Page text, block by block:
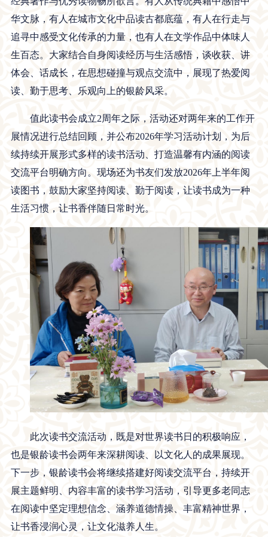
华文脉，有人在城市文化中品读古都底蕴，有人在行走与
追寻中感受文化传承的力量，也有人在文学作品中体味人
生百态。大家结合自身阅读经历与生活感悟，谈收获、讲
体会、话成长，在思想碰撞与观点交流中，展现了热爱阅
读、勤于思考、乐观向上的银龄风采。
值此读书会成立2周年之际，活动还对两年来的工作开
展情况进行总结回顾，并公布2026年学习活动计划，为后
续持续开展形式多样的读书活动、打造温馨有内涵的阅读
交流平台明确方向。现场还为书友们发放2026年上半年阅
读图书，鼓励大家坚持阅读、勤于阅读，让读书成为一种
生活习惯，让书香伴随日常时光。
此次读书交流活动，既是对世界读书日的积极响应，
也是银龄读书会两年来深耕阅读、以文化人的成果展现。
下一步，银龄读书会将继续搭建好阅读交流平台，持续开
展主题鲜明、内容丰富的读书学习活动，引导更多老同志
在阅读中坚定理想信念、涵养道德情操、丰富精神世界，
让书香浸润心灵，让文化滋养人生。